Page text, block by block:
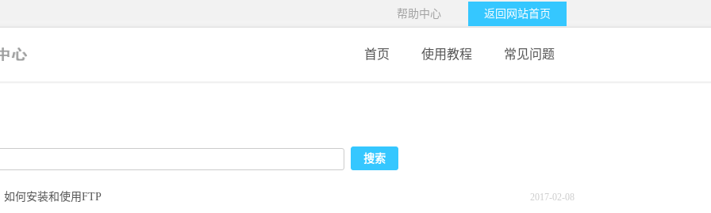
帮助中心 返回网站首页
首页 使用教程 常见问题
如何安装和使用FTP 2017-02-08